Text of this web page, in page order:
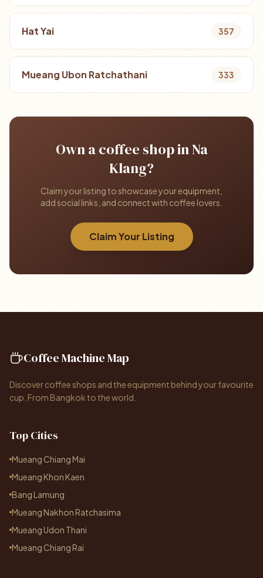
Hat Yai 357
Mueang Ubon Ratchathani 333
Own a coffee shop in Na
Klang?
Claim your listing to showcase your equipment,
add social links, and connect with coffee lovers.
Claim Your Listing
Coffee Machine Map
Discover coffee shops and the equipment behind your favourite
cup. From Bangkok to the world.
Top Cities
Mueang Chiang Mai
Mueang Khon Kaen
Bang Lamung
Mueang Nakhon Ratchasima
Mueang Udon Thani
Mueang Chiang Rai